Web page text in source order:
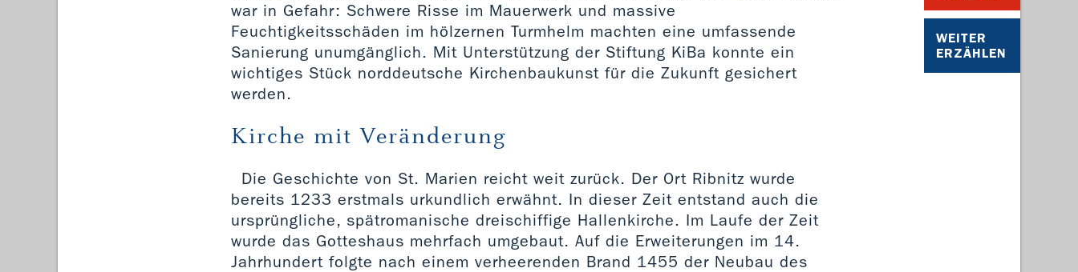
WEITER
ERZÄHLEN
war in Gefahr: Schwere Risse im Mauerwerk und massive
Feuchtigkeitsschäden im hölzernen Turmhelm machten eine umfassende
Sanierung unumgänglich. Mit Unterstützung der Stiftung KiBa konnte ein
wichtiges Stück norddeutsche Kirchenbaukunst für die Zukunft gesichert
werden.
Kirche mit Veränderung
Die Geschichte von St. Marien reicht weit zurück. Der Ort Ribnitz wurde
bereits 1233 erstmals urkundlich erwähnt. In dieser Zeit entstand auch die
ursprüngliche, spätromanische dreischiffige Hallenkirche. Im Laufe der Zeit
wurde das Gotteshaus mehrfach umgebaut. Auf die Erweiterungen im 14.
Jahrhundert folgte nach einem verheerenden Brand 1455 der Neubau des